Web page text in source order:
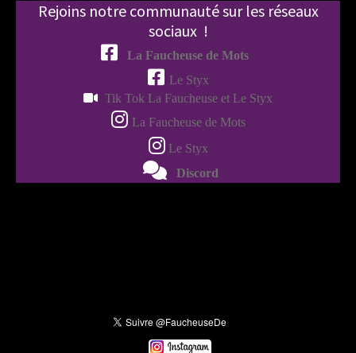
Rejoins notre communauté sur les réseaux
sociaux !
 La Faucheuse de Mots
 Le Styx
 Tik Tok La Faucheuse et Le Styx
 La Faucheuse de Mots
 Le Styx
 Discord